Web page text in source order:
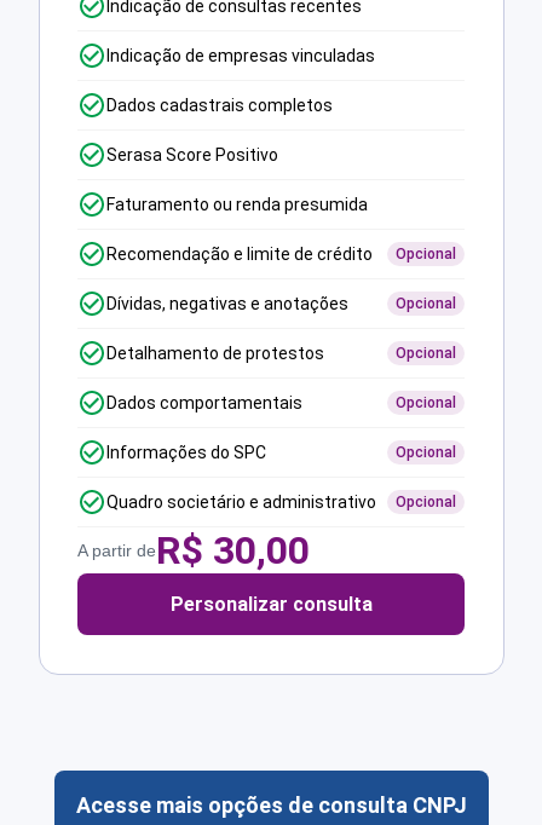
Indicação de consultas recentes
Indicação de empresas vinculadas
Dados cadastrais completos
Serasa Score Positivo
Faturamento ou renda presumida
Recomendação e limite de crédito Opcional
Dívidas, negativas e anotações Opcional
Detalhamento de protestos Opcional
Dados comportamentais Opcional
Informações do SPC Opcional
Quadro societário e administrativo Opcional
A partir deR$ 30,00
Personalizar consulta
Acesse mais opções de consulta CNPJ